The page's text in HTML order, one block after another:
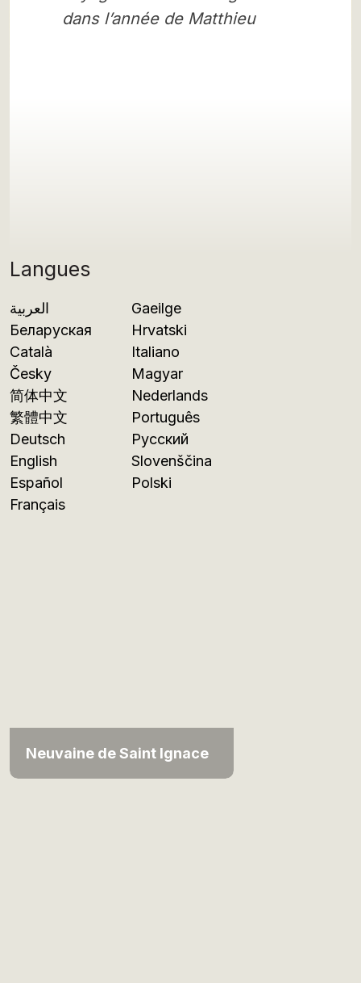
Langues
العربية
Беларуская
Català
Česky
简体中文
繁體中文
Deutsch
English
Español
Français
Gaeilge
Hrvatski
Italiano
Magyar
Nederlands
Português
Русский
Slovenščina
Polski
Neuvaine de Saint Ignace
dans l’année de Matthieu